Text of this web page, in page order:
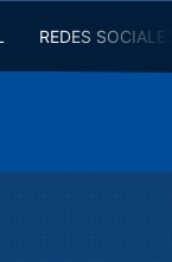
REDES